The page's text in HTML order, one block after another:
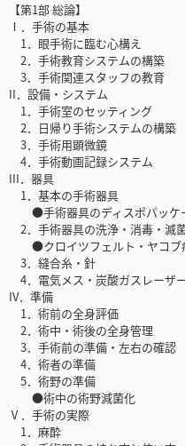
【第1部 総論】
Ⅰ．手術の基本
1．眼手術に臨む心構え
2．手術教育システムの構築
3．手術関連スタッフの教育
II．設備・システム
1．手術室のセッティング
2．日帰り手術システムの構築
3．手術用顕微鏡
4．手術動画記録システム
III．器具
1．基本の手術器具
●手術器具のディスポパッケ
2．手術器具の洗浄・消毒・滅
●クロイツフェルト・ヤコブ
3．縫合糸・針
4．電気メス・炭酸ガスレーザ
IV．準備
1．術前の全身評価
2．術中・術後の全身管理
3．手術前の準備・左右の確認
4．術者の準備
5．術野の準備
●術中の術野減菌化
Ⅴ．手術の実際
1．麻酔